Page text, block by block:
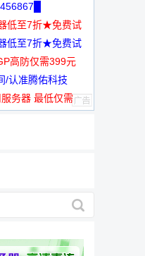
低至7折★免费试
低至7折★免费试
高防仅需399元
/认准腾佑科技
务器 最低仅需